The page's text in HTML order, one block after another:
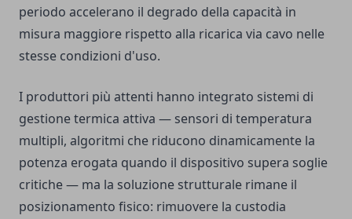
periodo accelerano il degrado della capacità in
misura maggiore rispetto alla ricarica via cavo nelle
stesse condizioni d'uso.
I produttori più attenti hanno integrato sistemi di
gestione termica attiva — sensori di temperatura
multipli, algoritmi che riducono dinamicamente la
potenza erogata quando il dispositivo supera soglie
critiche — ma la soluzione strutturale rimane il
posizionamento fisico: rimuovere la custodia